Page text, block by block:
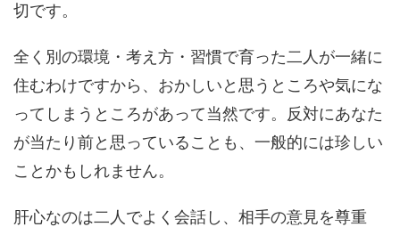
切です。
全く別の環境・考え方・習慣で育った二人が一緒に
住むわけですから、おかしいと思うところや気にな
ってしまうところがあって当然です。反対にあなた
が当たり前と思っていることも、一般的には珍しい
ことかもしれません。
肝心なのは二人でよく会話し、相手の意見を尊重